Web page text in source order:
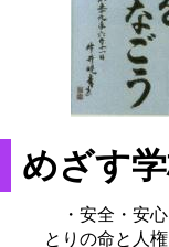
めざす
・安全・安心
とりの命と人